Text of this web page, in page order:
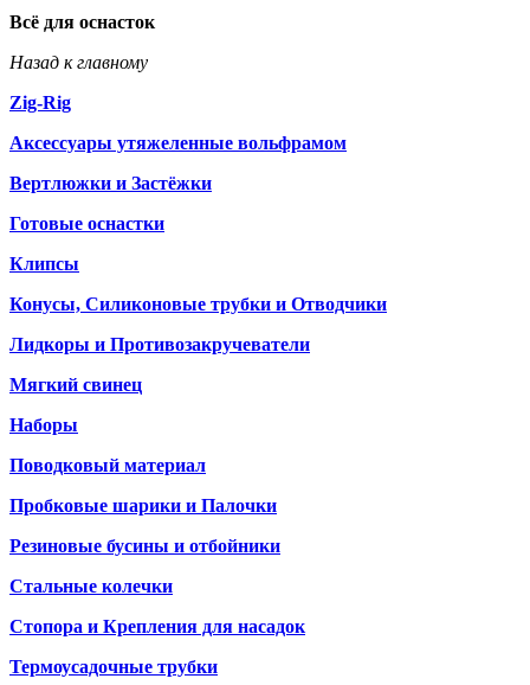
Всё для оснасток
Назад к главному
Zig-Rig
Аксессуары утяжеленные вольфрамом
Вертлюжки и Застёжки
Готовые оснастки
Клипсы
Конусы, Силиконовые трубки и Отводчики
Лидкоры и Противозакручеватели
Мягкий свинец
Наборы
Поводковый материал
Пробковые шарики и Палочки
Резиновые бусины и отбойники
Стальные колечки
Стопора и Крепления для насадок
Термоусадочные трубки